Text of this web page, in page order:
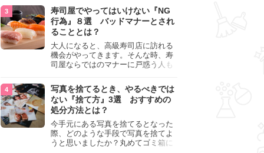
けても大丈夫」というサインが関係
しています。よく選ばれる人の特徴
や、英語が苦手でも焦らない対処
法、自分を守るための注意点を詳し
く解説します。
寿司屋でやってはいけない『NG
行為』８選 バッドマナーとされ
ることとは？
大人になると、高級寿司店に訪れる
機会がやってきます。そんな時、寿
司屋ならではのマナーに戸惑う人も
らためて寿司屋でやってはいけない
『NG行為』をチェックしましょう。
写真を捨てるとき、やるべきでは
ない『捨て方』3選 おすすめの
処分方法とは？
今手元にある写真を捨てるとなった
際、どのような手段で写真を捨てよ
うと思いましたか？丸めてゴミ箱に